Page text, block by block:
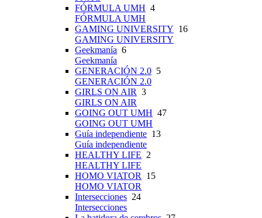
FÓRMULA UMH 4
FÓRMULA UMH
GAMING UNIVERSITY 16
GAMING UNIVERSITY
Geekmanía 6
Geekmanía
GENERACIÓN 2.0 5
GENERACIÓN 2.0
GIRLS ON AIR 3
GIRLS ON AIR
GOING OUT UMH 47
GOING OUT UMH
Guía independiente 13
Guía independiente
HEALTHY LIFE 2
HEALTHY LIFE
HOMO VIATOR
15
HOMO VIATOR
Intersecciones 24
Intersecciones